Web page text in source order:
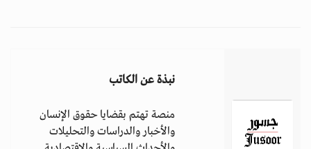
نبذة عن الكاتب
منصة تهتم بقضايا حقوق الإنسان
والأخبار والدراسات والتحليلات